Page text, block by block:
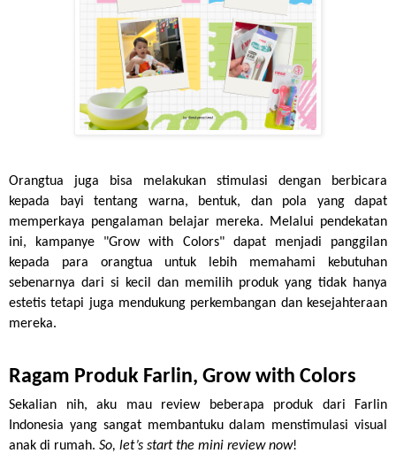
Orangtua juga bisa melakukan stimulasi dengan berbicara
kepada bayi tentang warna, bentuk, dan pola yang dapat
memperkaya pengalaman belajar mereka. Melalui pendekatan
ini, kampanye "Grow with Colors" dapat menjadi panggilan
kepada para orangtua untuk lebih memahami kebutuhan
sebenarnya dari si kecil dan memilih produk yang tidak hanya
estetis tetapi juga mendukung perkembangan dan kesejahteraan
mereka.
Ragam Produk Farlin, Grow with Colors
Sekalian nih, aku mau review beberapa produk dari Farlin
Indonesia yang sangat membantuku dalam menstimulasi visual
anak di rumah. So, let’s start the mini review now!